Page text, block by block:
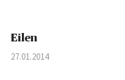
Eilen
27.01.2014